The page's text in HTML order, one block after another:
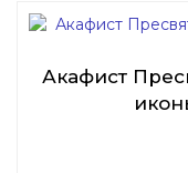
Акафист